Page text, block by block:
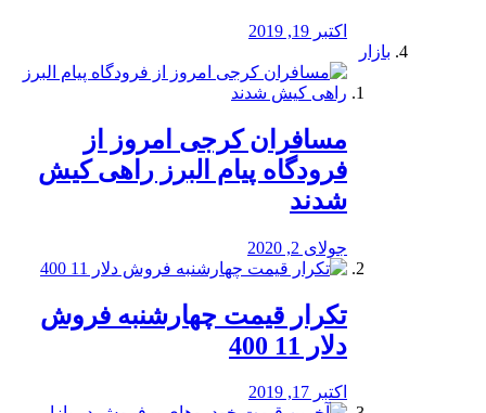
اکتبر 19, 2019
بازار
مسافران کرجی امروز از
فرودگاه پیام البرز راهی کیش
شدند
جولای 2, 2020
تکرار قیمت چهارشنبه فروش
دلار 11 400
اکتبر 17, 2019